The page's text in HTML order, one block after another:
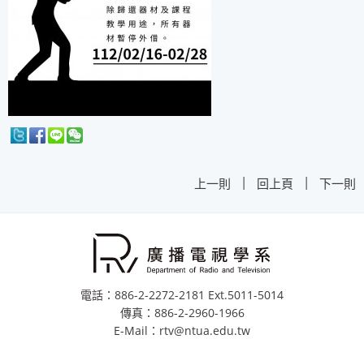
上一則 | 回上頁 | 下一則
電話：886-2-2272-2181 Ext.5011-5014
傳真：886-2-2960-1966
E-Mail：rtv@ntua.edu.tw